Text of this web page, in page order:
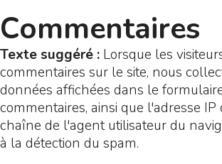
Commentaires
Texte suggéré : Lorsque les
commentaires sur le site, nous
données affichées dans le
commentaires, ainsi que l'adresse IP
chaîne de l'agent utilisateur du
à la détection du spam.